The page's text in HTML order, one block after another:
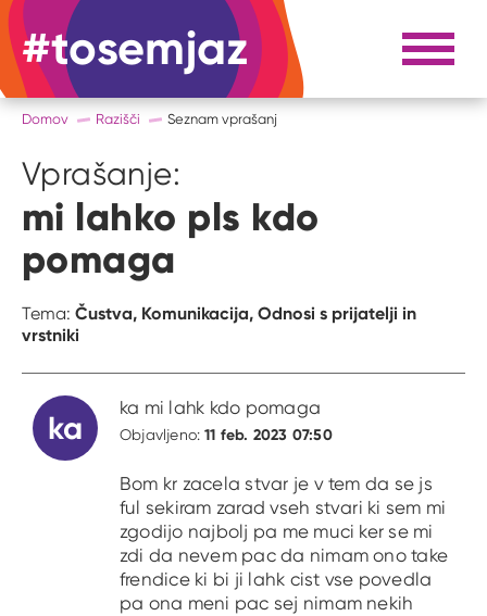
#tosemjaz #to sem jaz Razpri
Domov Razišči Seznam vprašanj
Vprašanje:
mi lahko pls kdo
pomaga
Tema: Čustva, Komunikacija, Odnosi s prijatelji in
vrstniki
ka
ka mi lahk kdo pomaga
Objavljeno:11 feb. 2023 07:50
Bom kr zacela stvar je v tem da se js
ful sekiram zarad vseh stvari ki sem mi
zgodijo najbolj pa me muci ker se mi
zdi da nevem pac da nimam ono take
frendice ki bi ji lahk cist vse povedla
pa ona meni pac sej nimam nekih